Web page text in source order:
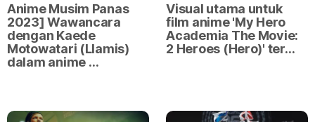
Anime Musim Panas
2023] Wawancara
dengan Kaede
Motowatari (Llamis)
dalam anime …
Visual utama untuk
film anime 'My Hero
Academia The Movie:
2 Heroes (Hero)' ter…